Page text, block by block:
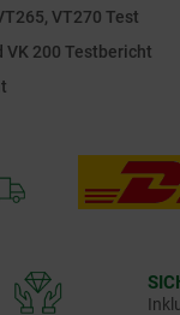
VT270 Test
VK 200 Testbericht